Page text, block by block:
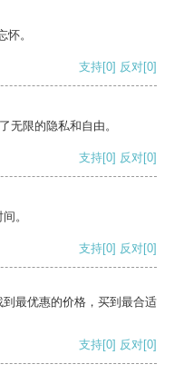
。
支持[0] 反对[0]
无限的隐私和自由。
支持[0] 反对[0]
。
支持[0] 反对[0]
最优惠的价格，买到最合适
支持[0] 反对[0]